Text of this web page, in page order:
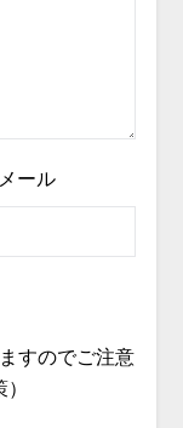
メール
すのでご注意